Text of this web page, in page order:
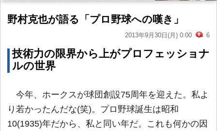
野村克也が語る「プロ野球への嘆き」
2013年9月30日(月) 0:00 6
技術力の限界から上がプロフェッショナ
ルの世界
今年、ホークスが球団創設75周年を迎えた。私よ
り若かったんだな(笑)。プロ野球誕生は昭和
10(1935)年だから、私と同い年だ。これも何かの因